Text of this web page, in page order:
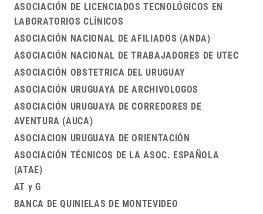
ASOCIACIÓN DE LICENCIADOS TECNOLÓGICOS EN
LABORATORIOS CLÍNICOS
ASOCIACIÓN NACIONAL DE AFILIADOS (ANDA)
ASOCIACIÓN NACIONAL DE TRABAJADORES DE UTEC
ASOCIACIÓN OBSTETRICA DEL URUGUAY
ASOCIACIÓN URUGUAYA DE ARCHIVOLOGOS
ASOCIACIÓN URUGUAYA DE CORREDORES DE
AVENTURA (AUCA)
ASOCIACION URUGUAYA DE ORIENTACIÓN
ASOCIACIÓN TÉCNICOS DE LA ASOC. ESPAÑOLA
(ATAE)
AT y G
BANCA DE QUINIELAS DE MONTEVIDEO